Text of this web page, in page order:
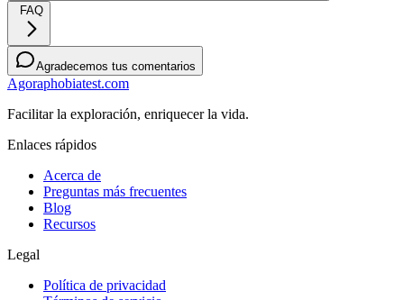
FAQ
Agradecemos tus comentarios
Agoraphobiatest.com
Facilitar la exploración, enriquecer la vida.
Enlaces rápidos
Acerca de
Preguntas más frecuentes
Blog
Recursos
Legal
Política de privacidad